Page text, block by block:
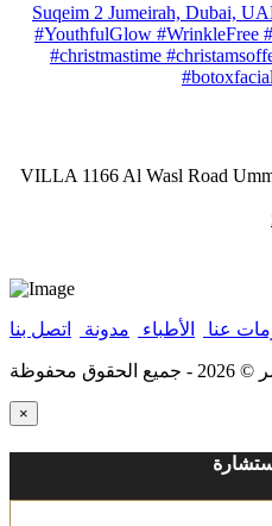
VILLA 1166 Al Wasl Road
عنا الأطباء مدونة اتصل بنا
2026 - جميع الحقوق محفوظة
×